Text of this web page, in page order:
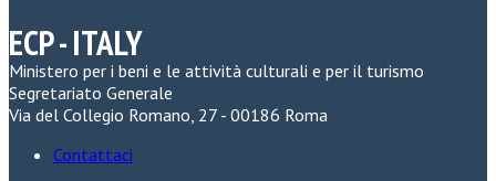
ECP - ITALY
Ministero per i beni e le attività culturali e per il turismo
Segretariato Generale
Via del Collegio Romano, 27 - 00186 Roma
Contattaci